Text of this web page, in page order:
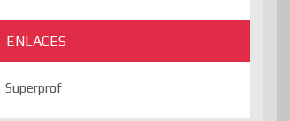
ENLACES
Superprof